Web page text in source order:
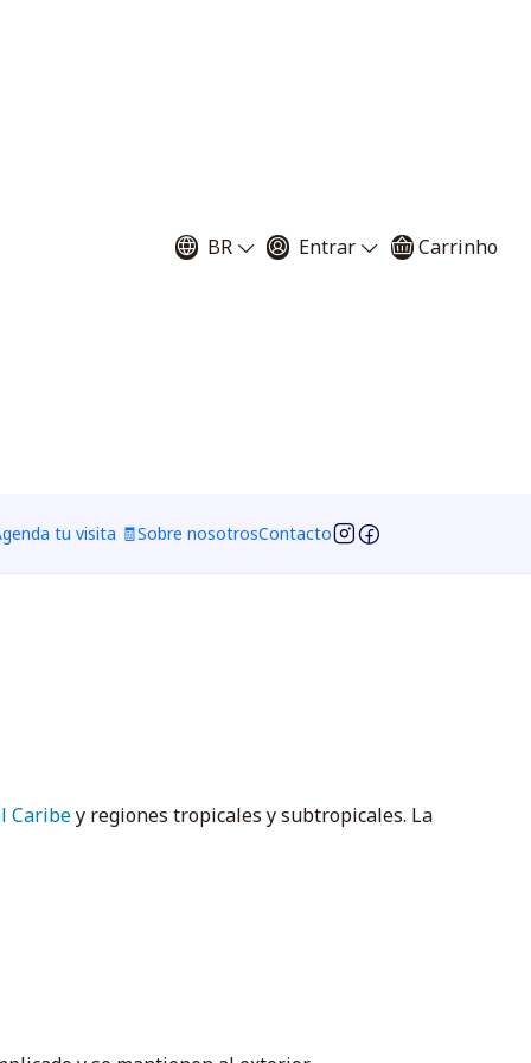
BR Entrar Carrinho
tu visita 🧾Sobre nosotrosContacto
parecen perfectamente normales, pero de cerca se
por ácidos y enzimas digestivas que
en nutrientes.
Caribey regiones tropicales y subtropicales. La